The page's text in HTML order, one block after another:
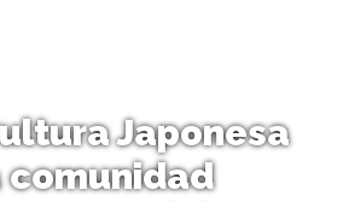
Japonesa
comunidad